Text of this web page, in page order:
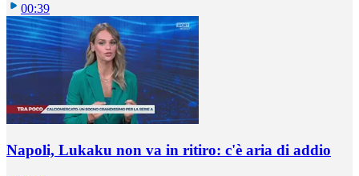
00:39
Napoli, Lukaku non va in ritiro: c'è aria di addio